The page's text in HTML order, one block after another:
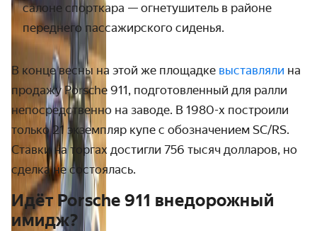
салоне спорткара — огнетушитель в районе
переднего пассажирского сиденья.
В конце весны на этой же площадке выставляли на
продажу Porsche 911, подготовленный для ралли
непосредственно на заводе. В 1980-х построили
только 21 экземпляр купе с обозначением SC/RS.
Ставки на торгах достигли 756 тысяч долларов, но
сделка не состоялась.
Идёт Porsche 911 внедорожный
имидж?